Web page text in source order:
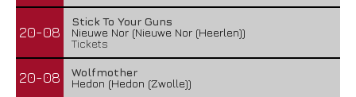
20-08
Stick To Your Guns
Nieuwe Nor (Nieuwe Nor (Heerlen))
Tickets
20-08
Wolfmother
Hedon (Hedon (Zwolle))